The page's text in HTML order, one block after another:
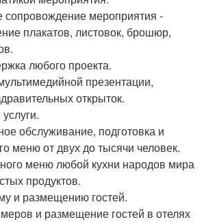
сопровождение мероприятия -
плакатов, листовок, брошюр,
любого проекта.
презентации,
открыток.
обслуживание, подготовка и
меню от двух до тысячи человек.
меню любой кухни народов мира
продуктов.
и размещению гостей.
и размещение гостей в отелях